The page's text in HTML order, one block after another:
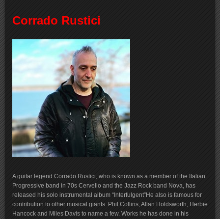
Corrado Rustici
A guitar legend Corrado Rustici, who is known as a member of the Italian
Progressive band in 70s Cervello and the Jazz Rock band Nova, has
released his solo instrumental album “Interfulgent”He also is famous for
contribution to other musical giants. Phil Collins, Allan Holdsworth, Herbie
Hancock and Miles Davis to name a few. Works he has done in his